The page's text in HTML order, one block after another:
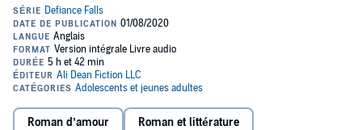
Enemies came in all forms, but so did strength. As a united front,
we were unstoppable. Our power came from each other, and our
greatest weapon was about to be unleashed.
©2019 Ali Dean (P)2020 Ali Dean
Roman d’amour Roman et littérature